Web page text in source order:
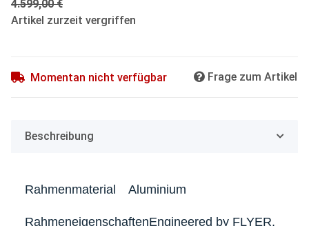
4.599,00 €
Artikel zurzeit vergriffen
Momentan nicht verfügbar Frage zum Artikel
Beschreibung
Rahmenmaterial Aluminium
RahmeneigenschaftenEngineered by FLYER,